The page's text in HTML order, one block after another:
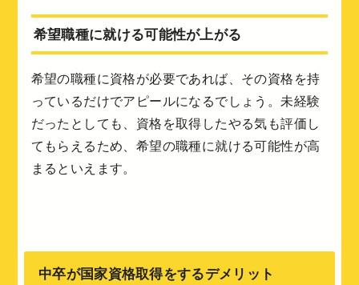
希望職種に就ける可能性が上がる
希望の職種に資格が必要であれば、その資格を持
っているだけでアピールになるでしょう。未経験
だったとしても、資格を取得したやる気も評価し
てもらえるため、希望の職種に就ける可能性が高
まるといえます。
中卒が国家資格取得をするデメリット